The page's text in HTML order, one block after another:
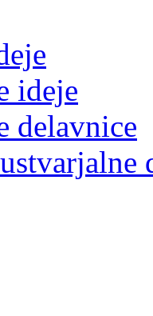
ideje
delavnice